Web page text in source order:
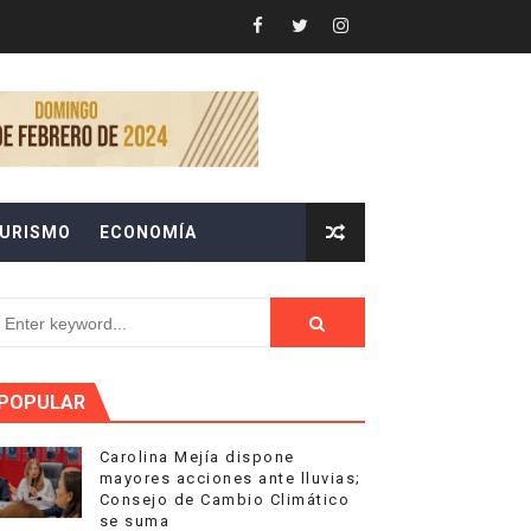
24 HORAS AL DIA
San Juan
ECONOMÍA
Carolina Mejía dispone
mayores acciones ante lluvias;
Consejo de Cambio Climático
se suma